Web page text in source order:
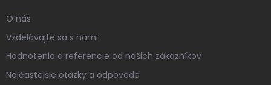
O nás
Vzdelávajte sa s nami
Hodnotenia a referencie od našich zákazníkov
Najčastejšie otázky a odpovede